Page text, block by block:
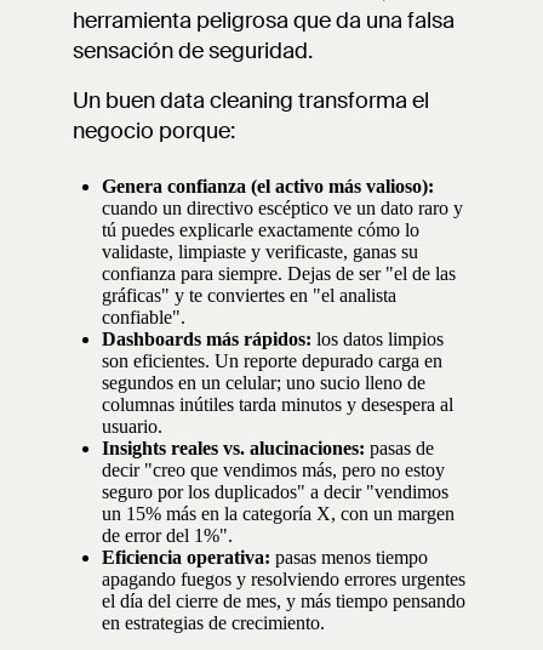
herramienta peligrosa que da una falsa
sensación de seguridad.
Un buen data cleaning transforma el
negocio porque:
Genera confianza (el activo más valioso):
cuando un directivo escéptico ve un dato raro y
tú puedes explicarle exactamente cómo lo
validaste, limpiaste y verificaste, ganas su
confianza para siempre. Dejas de ser "el de las
gráficas" y te conviertes en "el analista
confiable".
Dashboards más rápidos: los datos limpios
son eficientes. Un reporte depurado carga en
segundos en un celular; uno sucio lleno de
columnas inútiles tarda minutos y desespera al
usuario.
Insights reales vs. alucinaciones: pasas de
decir "creo que vendimos más, pero no estoy
seguro por los duplicados" a decir "vendimos
un 15% más en la categoría X, con un margen
de error del 1%".
Eficiencia operativa: pasas menos tiempo
apagando fuegos y resolviendo errores urgentes
el día del cierre de mes, y más tiempo pensando
en estrategias de crecimiento.